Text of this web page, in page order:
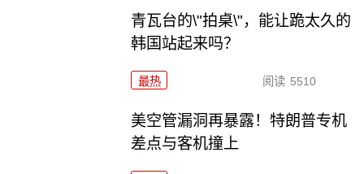
青瓦台的\"拍桌\"，能让跪太久的
韩国站起来吗？
最热 阅读 5510
美空管漏洞再暴露！特朗普专机
差点与客机撞上